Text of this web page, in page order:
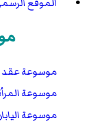
الموقع
موسوعة عقد 1950
موسوعة
موسوعة